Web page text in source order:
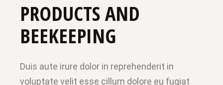
PRODUCTS AND
BEEKEEPING
Duis aute irure dolor in reprehenderit in
voluptate velit esse cillum dolore eu fugiat